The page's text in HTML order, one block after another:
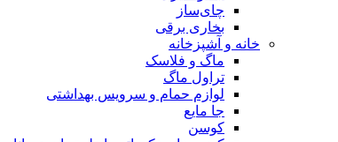
چای‌ساز
بخاری برقی
خانه و آشپزخانه
ماگ و فلاسک
تراول ماگ
لوازم حمام و سرویس بهداشتی
جا مایع
کوسن